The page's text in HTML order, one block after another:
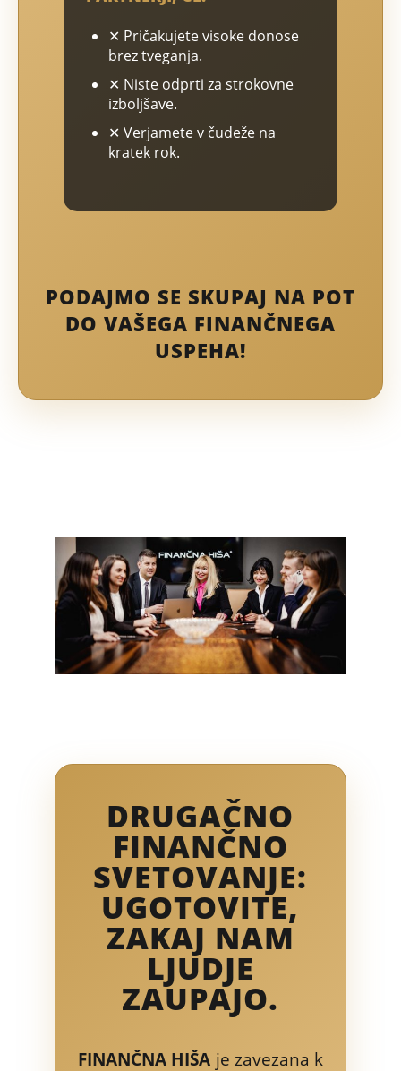
✕ Pričakujete visoke donose
brez tveganja.
✕ Niste odprti za strokovne
izboljšave.
✕ Verjamete v čudeže na
kratek rok.
PODAJMO SE SKUPAJ NA POT
DO VAŠEGA FINANČNEGA
USPEHA!
DRUGAČNO
FINANČNO
SVETOVANJE:
UGOTOVITE,
ZAKAJ NAM
LJUDJE
ZAUPAJO.
FINANČNA HIŠA je zavezana k